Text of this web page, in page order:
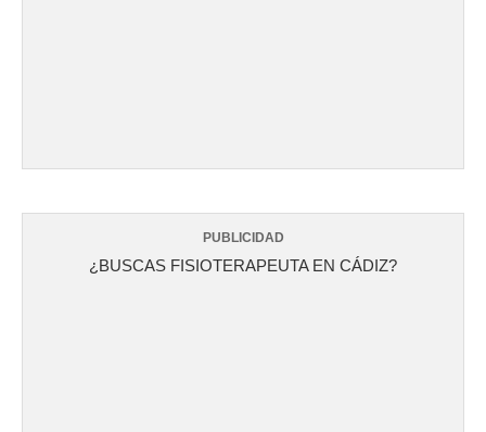
PUBLICIDAD
¿BUSCAS FISIOTERAPEUTA EN CÁDIZ?